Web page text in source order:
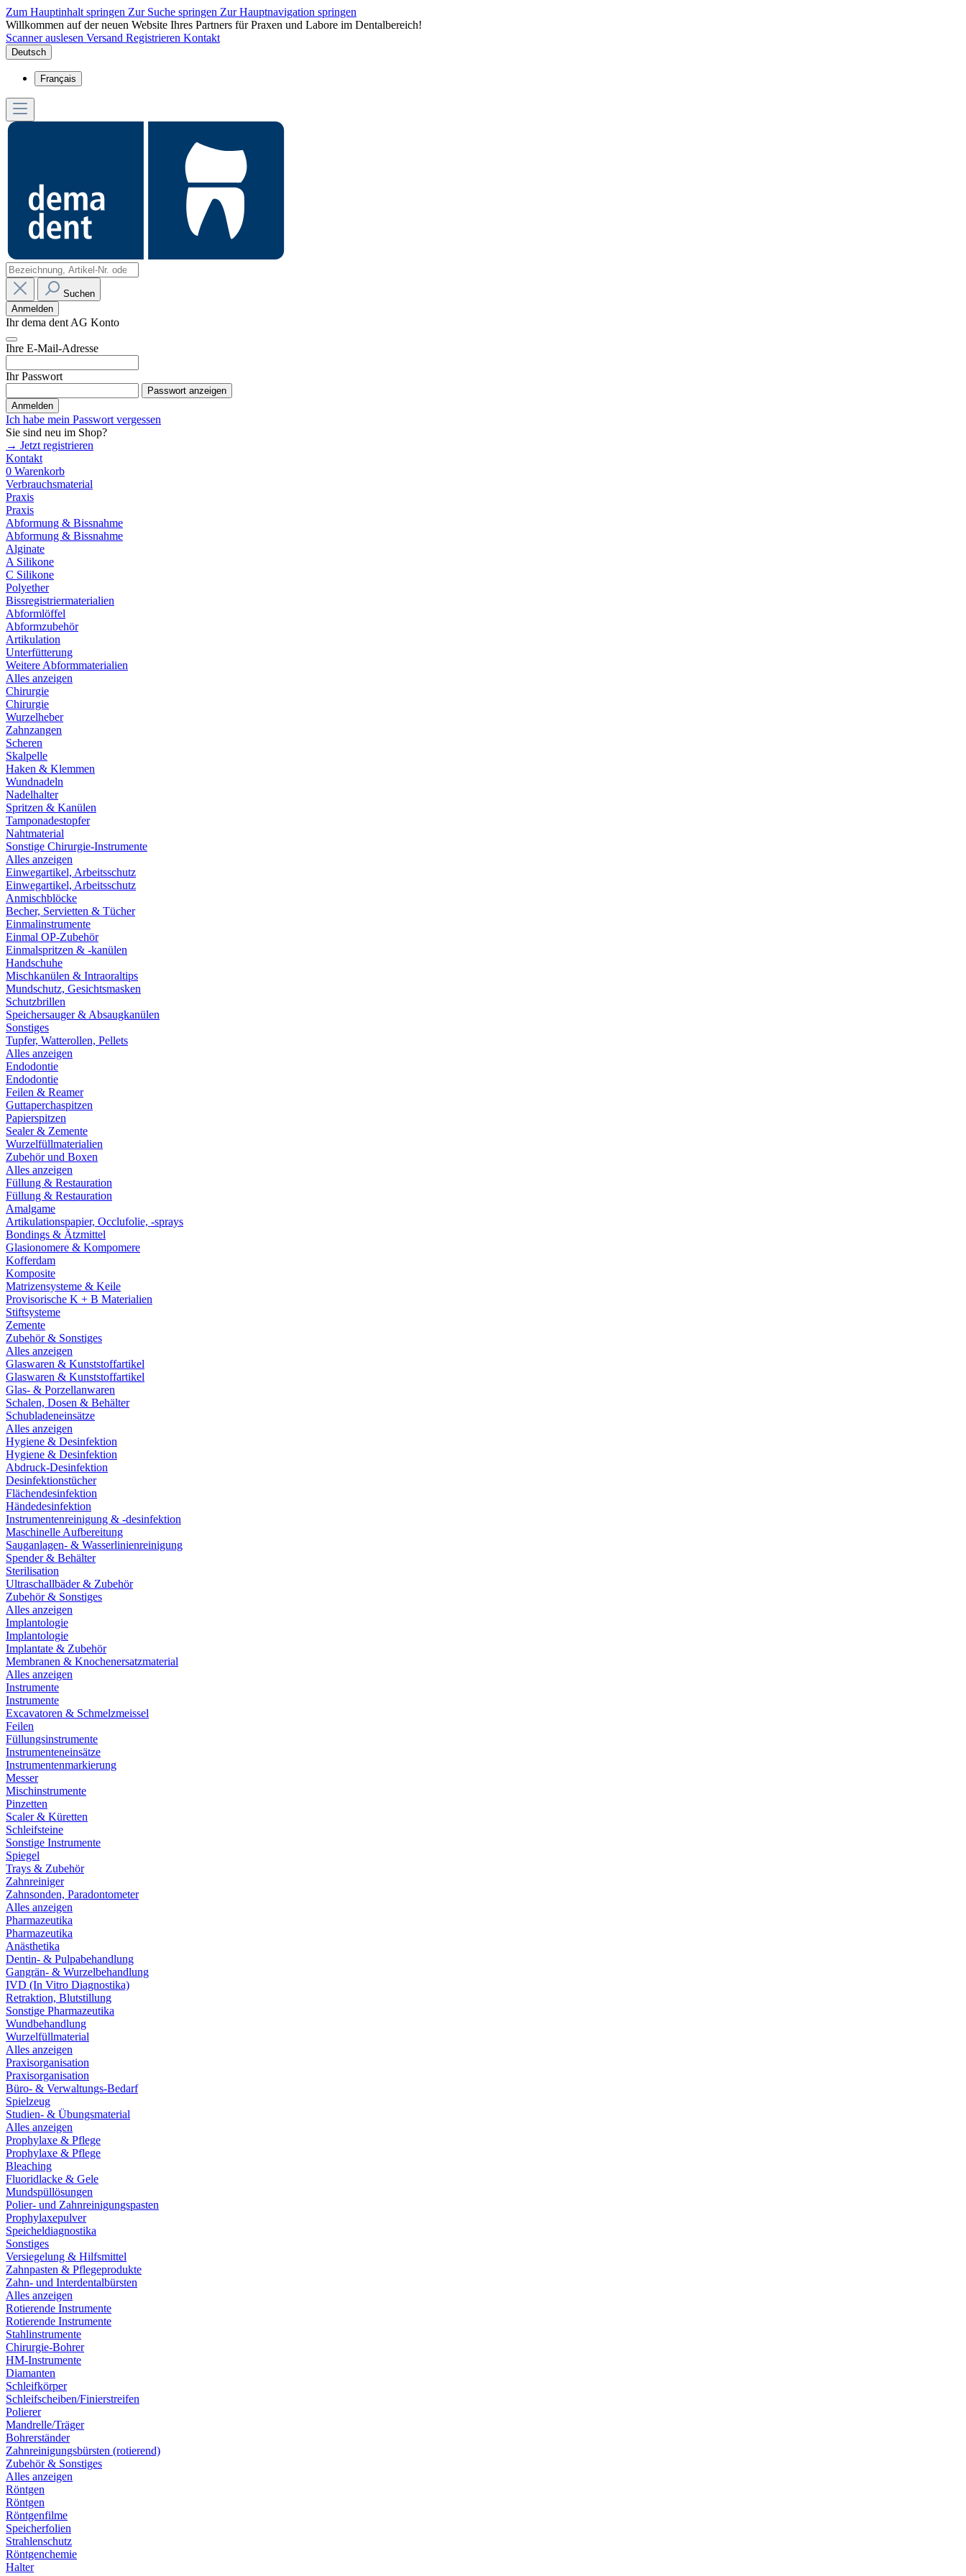
Zum Hauptinhalt springen Zur Suche springen Zur Hauptnavigation springen
Willkommen auf der neuen Website Ihres Partners für Praxen und Labore im Dentalbereich!
Scanner auslesen Versand Registrieren Kontakt
Deutsch
Français
Suchen
Anmelden
Ihr dema dent AG Konto
Ihre E-Mail-Adresse
Ihr Passwort
Passwort anzeigen
Anmelden
Ich habe mein Passwort vergessen
Sie sind neu im Shop?
→ Jetzt registrieren
Kontakt
0 Warenkorb
Verbrauchsmaterial
Praxis
Praxis
Abformung & Bissnahme
Abformung & Bissnahme
Alginate
A Silikone
C Silikone
Polyether
Bissregistriermaterialien
Abformlöffel
Abformzubehör
Artikulation
Unterfütterung
Weitere Abformmaterialien
Alles anzeigen
Chirurgie
Chirurgie
Wurzelheber
Zahnzangen
Scheren
Skalpelle
Haken & Klemmen
Wundnadeln
Nadelhalter
Spritzen & Kanülen
Tamponadestopfer
Nahtmaterial
Sonstige Chirurgie-Instrumente
Alles anzeigen
Einwegartikel, Arbeitsschutz
Einwegartikel, Arbeitsschutz
Anmischblöcke
Becher, Servietten & Tücher
Einmalinstrumente
Einmal OP-Zubehör
Einmalspritzen & -kanülen
Handschuhe
Mischkanülen & Intraoraltips
Mundschutz, Gesichtsmasken
Schutzbrillen
Speichersauger & Absaugkanülen
Sonstiges
Tupfer, Watterollen, Pellets
Alles anzeigen
Endodontie
Endodontie
Feilen & Reamer
Guttaperchaspitzen
Papierspitzen
Sealer & Zemente
Wurzelfüllmaterialien
Zubehör und Boxen
Alles anzeigen
Füllung & Restauration
Füllung & Restauration
Amalgame
Artikulationspapier, Occlufolie, -sprays
Bondings & Ätzmittel
Glasionomere & Kompomere
Kofferdam
Komposite
Matrizensysteme & Keile
Provisorische K + B Materialien
Stiftsysteme
Zemente
Zubehör & Sonstiges
Alles anzeigen
Glaswaren & Kunststoffartikel
Glaswaren & Kunststoffartikel
Glas- & Porzellanwaren
Schalen, Dosen & Behälter
Schubladeneinsätze
Alles anzeigen
Hygiene & Desinfektion
Hygiene & Desinfektion
Abdruck-Desinfektion
Desinfektionstücher
Flächendesinfektion
Händedesinfektion
Instrumentenreinigung & -desinfektion
Maschinelle Aufbereitung
Sauganlagen- & Wasserlinienreinigung
Spender & Behälter
Sterilisation
Ultraschallbäder & Zubehör
Zubehör & Sonstiges
Alles anzeigen
Implantologie
Implantologie
Implantate & Zubehör
Membranen & Knochenersatzmaterial
Alles anzeigen
Instrumente
Instrumente
Excavatoren & Schmelzmeissel
Feilen
Füllungsinstrumente
Instrumenteneinsätze
Instrumentenmarkierung
Messer
Mischinstrumente
Pinzetten
Scaler & Küretten
Schleifsteine
Sonstige Instrumente
Spiegel
Trays & Zubehör
Zahnreiniger
Zahnsonden, Paradontometer
Alles anzeigen
Pharmazeutika
Pharmazeutika
Anästhetika
Dentin- & Pulpabehandlung
Gangrän- & Wurzelbehandlung
IVD (In Vitro Diagnostika)
Retraktion, Blutstillung
Sonstige Pharmazeutika
Wundbehandlung
Wurzelfüllmaterial
Alles anzeigen
Praxisorganisation
Praxisorganisation
Büro- & Verwaltungs-Bedarf
Spielzeug
Studien- & Übungsmaterial
Alles anzeigen
Prophylaxe & Pflege
Prophylaxe & Pflege
Bleaching
Fluoridlacke & Gele
Mundspüllösungen
Polier- und Zahnreinigungspasten
Prophylaxepulver
Speicheldiagnostika
Sonstiges
Versiegelung & Hilfsmittel
Zahnpasten & Pflegeprodukte
Zahn- und Interdentalbürsten
Alles anzeigen
Rotierende Instrumente
Rotierende Instrumente
Stahlinstrumente
Chirurgie-Bohrer
HM-Instrumente
Diamanten
Schleifkörper
Schleifscheiben/Finierstreifen
Polierer
Mandrelle/Träger
Bohrerständer
Zahnreinigungsbürsten (rotierend)
Zubehör & Sonstiges
Alles anzeigen
Röntgen
Röntgen
Röntgenfilme
Speicherfolien
Strahlenschutz
Röntgenchemie
Halter